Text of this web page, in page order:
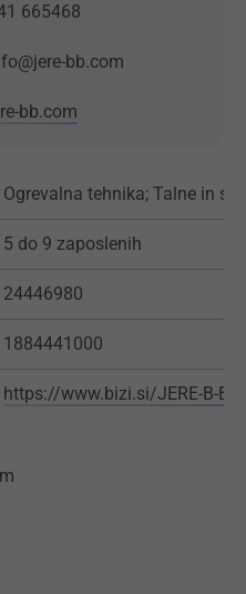
665468
bb.com
bb.com
Ogrevalna tehnika; Talne in
5 do 9 zaposlenih
24446980
1884441000
https://www.bizi.si/JERE-B-B-